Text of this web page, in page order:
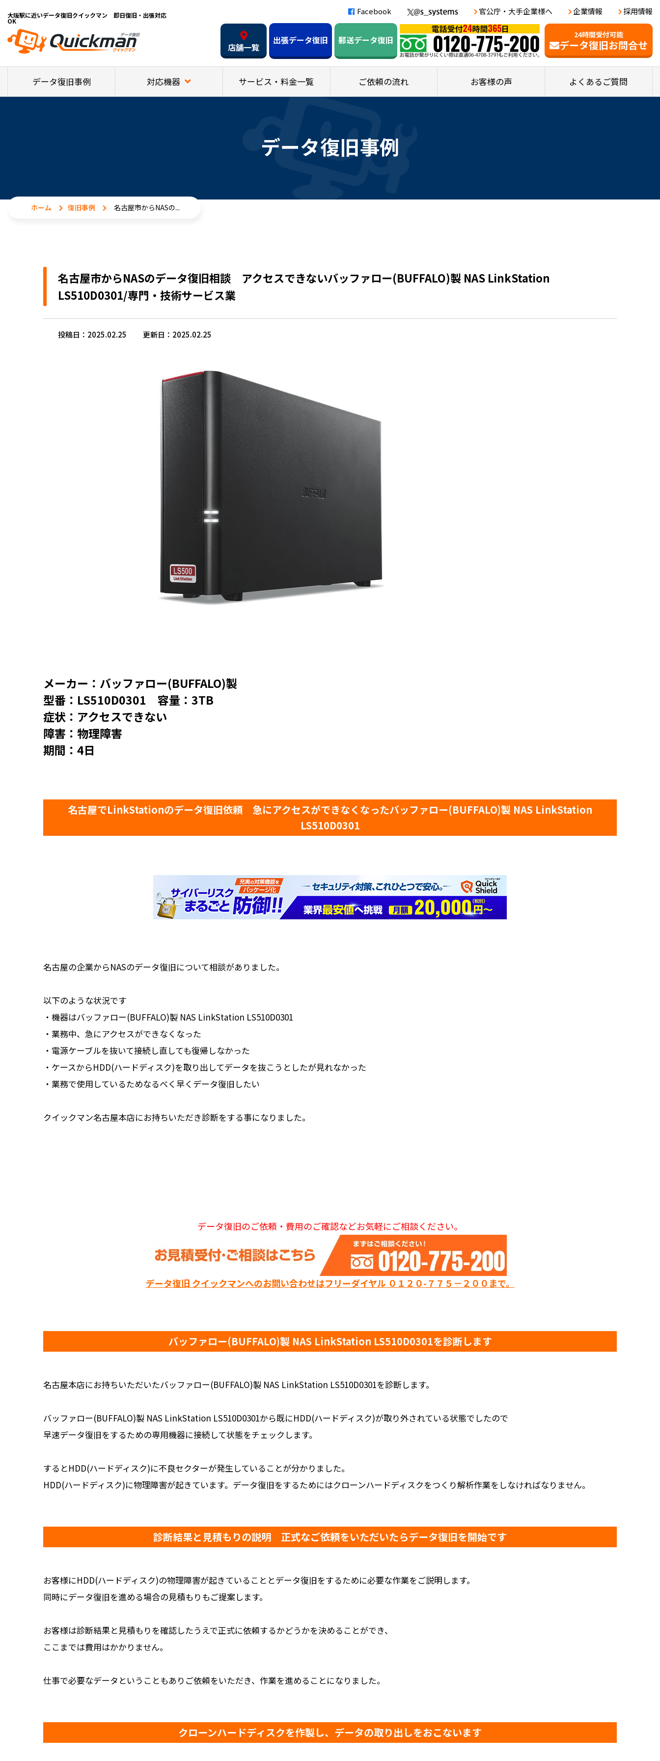
大阪駅に近いデータ復旧クイックマン 即日復旧・出張対応
OK
Facebook 官公庁・大手企業様へ 企業情報 採用情報
24時間受付可能
データ復旧お問合せ
店舗一覧
出張データ復旧 郵送データ復旧
データ復旧事例 対応機器 サービス・料金一覧 ご依頼の流れ お客様の声 よくあるご質問
データ復旧事例
ホーム 復旧事例 名古屋市からNASの...
名古屋市からNASのデータ復旧相談 アクセスできないバッファロー(BUFFALO)製 NAS LinkStation
LS510D0301/専門・技術サービス業
投稿日：2025.02.25 更新日：2025.02.25
メーカー：バッファロー(BUFFALO)製
型番：LS510D0301 容量：3TB
症状：アクセスできない
障害：物理障害
期間：4日
名古屋でLinkStationのデータ復旧依頼 急にアクセスができなくなったバッファロー(BUFFALO)製 NAS LinkStation
LS510D0301
名古屋の企業からNASのデータ復旧について相談がありました。
以下のような状況です
・機器はバッファロー(BUFFALO)製 NAS LinkStation LS510D0301
・業務中、急にアクセスができなくなった
・電源ケーブルを抜いて接続し直しても復帰しなかった
・ケースからHDD(ハードディスク)を取り出してデータを抜こうとしたが見れなかった
・業務で使用しているためなるべく早くデータ復旧したい
クイックマン名古屋本店にお持ちいただき診断をする事になりました。
データ復旧のご依頼・費用のご確認などお気軽にご相談ください。
データ復旧 クイックマンへのお問い合わせはフリーダイヤル ０１２０-７７５－２００まで。
バッファロー(BUFFALO)製 NAS LinkStation LS510D0301を診断します
名古屋本店にお持ちいただいたバッファロー(BUFFALO)製 NAS LinkStation LS510D0301を診断します。
バッファロー(BUFFALO)製 NAS LinkStation LS510D0301から既にHDD(ハードディスク)が取り外されている状態でしたので
早速データ復旧をするための専用機器に接続して状態をチェックします。
するとHDD(ハードディスク)に不良セクターが発生していることが分かりました。
HDD(ハードディスク)に物理障害が起きています。データ復旧をするためにはクローンハードディスクをつくり解析作業をしなければなりません。
診断結果と見積もりの説明 正式なご依頼をいただいたらデータ復旧を開始です
お客様にHDD(ハードディスク)の物理障害が起きていることとデータ復旧をするために必要な作業をご説明します。
同時にデータ復旧を進める場合の見積もりもご提案します。
お客様は診断結果と見積もりを確認したうえで正式に依頼するかどうかを決めることができ、
ここまでは費用はかかりません。
仕事で必要なデータということもありご依頼をいただき、作業を進めることになりました。
クローンハードディスクを作製し、データの取り出しをおこないます